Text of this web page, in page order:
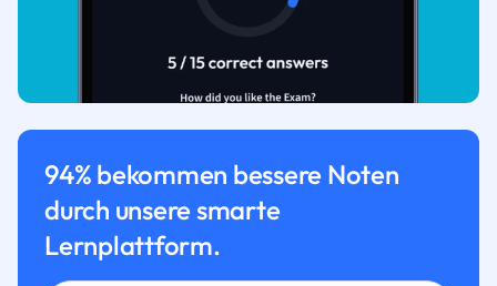
94% bekommen bessere Noten
durch unsere smarte
Lernplattform.